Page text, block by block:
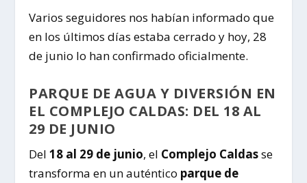
Varios seguidores nos habían informado que
en los últimos días estaba cerrado y hoy, 28
de junio lo han confirmado oficialmente.
PARQUE DE AGUA Y DIVERSIÓN EN
EL COMPLEJO CALDAS: DEL 18 AL
29 DE JUNIO
Del18 al 29 de junio, el Complejo Caldasse
transforma en un auténtico parque de